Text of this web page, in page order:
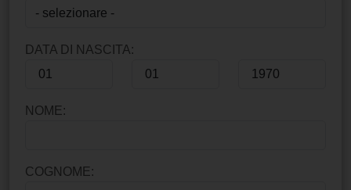
DATA DI NASCITA:
NOME:
COGNOME: